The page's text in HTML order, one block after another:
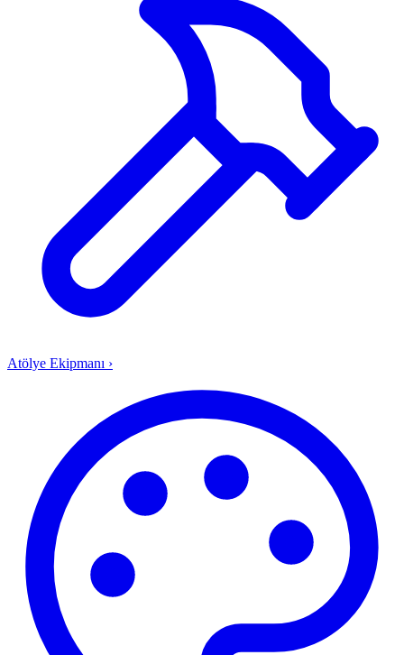
Atölye Ekipmanı ›